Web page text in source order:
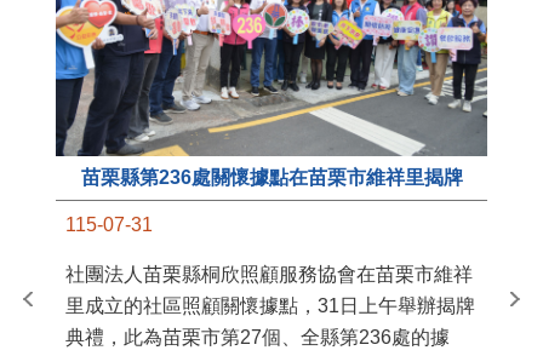
苗栗縣第236處關懷據點在苗栗市維祥里揭牌
115-07-31
社團法人苗栗縣桐欣照顧服務協會在苗栗市維祥
里成立的社區照顧關懷據點，31日上午舉辦揭牌
典禮，此為苗栗市第27個、全縣第236處的據
苗